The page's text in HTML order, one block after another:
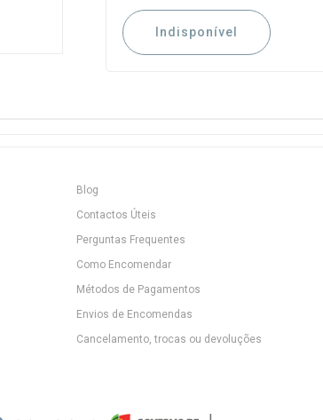
Indisponível
Blog
Contactos Úteis
Perguntas Frequentes
Como Encomendar
Métodos de Pagamentos
Envios de Encomendas
Cancelamento, trocas ou devoluções